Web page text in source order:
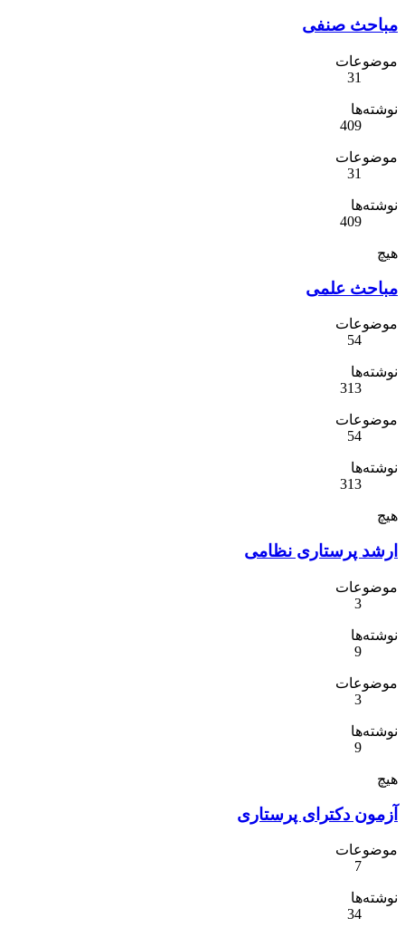
مباحث صنفی
موضوعات
31
نوشته‌ها
409
موضوعات
31
نوشته‌ها
409
هیچ
مباحث علمی
موضوعات
54
نوشته‌ها
313
موضوعات
54
نوشته‌ها
313
هیچ
ارشد پرستاری نظامی
موضوعات
3
نوشته‌ها
9
موضوعات
3
نوشته‌ها
9
هیچ
آزمون دکترای پرستاری
موضوعات
7
نوشته‌ها
34